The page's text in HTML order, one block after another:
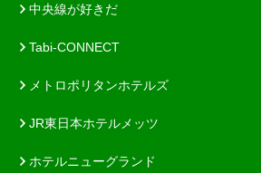
中央線が好きだ
Tabi-CONNECT
メトロポリタンホテルズ
JR東日本ホテルメッツ
ホテルニューグランド